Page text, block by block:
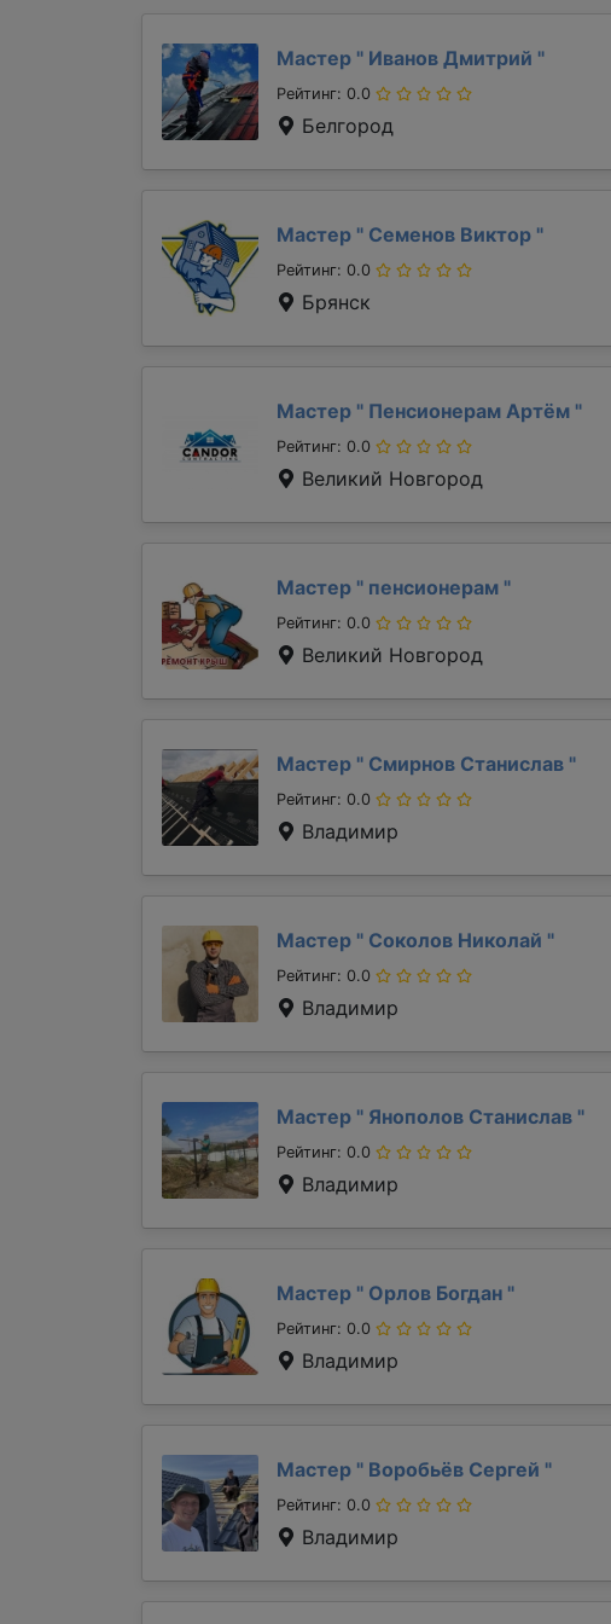
Мастер " Иванов Дмитрий "
Рейтинг: 0.0
Белгород
Мастер " Семенов Виктор "
Рейтинг: 0.0
Брянск
Мастер " Пенсионерам Артём "
Рейтинг: 0.0
Великий Новгород
Мастер " пенсионерам "
Рейтинг: 0.0
Великий Новгород
Мастер " Смирнов Станислав "
Рейтинг: 0.0
Владимир
Мастер " Соколов Николай "
Рейтинг: 0.0
Владимир
Мастер " Янополов Станислав "
Рейтинг: 0.0
Владимир
Мастер " Орлов Богдан "
Рейтинг: 0.0
Владимир
Мастер " Воробьёв Сергей "
Рейтинг: 0.0
Владимир